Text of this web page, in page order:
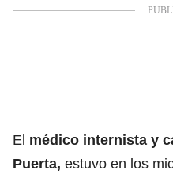
El médico internista y
Puerta, estuvo en los